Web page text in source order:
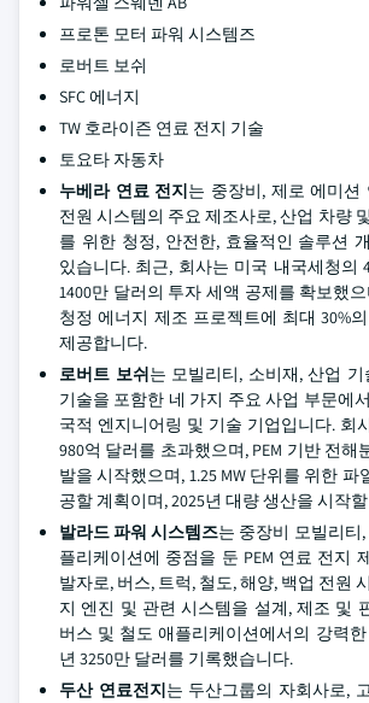
프로톤 모터 파워 시스템즈
로버트 보쉬
SFC 에너지
TW 호라이즌 연료 전지 기술
토요타 자동차
누베라 연료 전지는 중장비, 제로 에미션
전원 시스템의 주요 제조사로, 산업 차량
를 위한 청정, 안전한, 효율적인 솔루션
있습니다. 최근, 회사는 미국 내국세청의
1400만 달러의 투자 세액 공제를 확보했
청정 에너지 제조 프로젝트에 최대 30%
제공합니다.
로버트 보쉬는 모빌리티, 소비재, 산업
기술을 포함한 네 가지 주요 사업 부문에
국적 엔지니어링 및 기술 기업입니다. 회
980억 달러를 초과했으며, PEM 기반 전해
발을 시작했으며, 1.25 MW 단위를 위한 파
공할 계획이며, 2025년 대량 생산을 시작
발라드 파워 시스템즈는 중장비 모빌리티
플리케이션에 중점을 둔 PEM 연료 전지
발자로, 버스, 트럭, 철도, 해양, 백업 전원
지 엔진 및 관련 시스템을 설계, 제조 및
버스 및 철도 애플리케이션에서의 강력한
년 3250만 달러를 기록했습니다.
두산 연료전지는 두산그룹의 자회사로,